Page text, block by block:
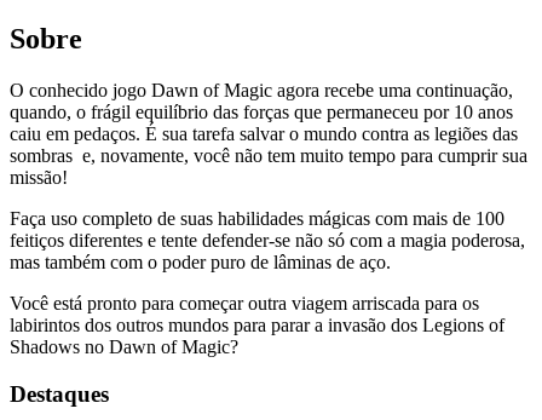
Sobre
O conhecido jogo Dawn of Magic agora recebe uma continuação,
quando, o frágil equilíbrio das forças que permaneceu por 10 anos
caiu em pedaços. É sua tarefa salvar o mundo contra as legiões das
sombras e, novamente, você não tem muito tempo para cumprir sua
missão!
Faça uso completo de suas habilidades mágicas com mais de 100
feitiços diferentes e tente defender-se não só com a magia poderosa,
mas também com o poder puro de lâminas de aço.
Você está pronto para começar outra viagem arriscada para os
labirintos dos outros mundos para parar a invasão dos Legions of
Shadows no Dawn of Magic?
Destaques